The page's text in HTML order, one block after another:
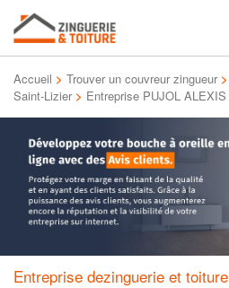
Accueil > Trouver un couvreur zingueur >
Saint-Lizier > Entreprise PUJOL ALEXIS
Entreprise dezinguerie et toiture